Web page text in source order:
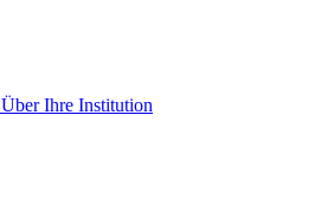
Über Ihre Institution